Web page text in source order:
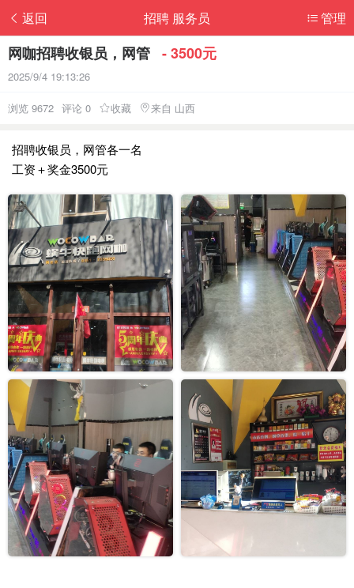
返回 管理
招聘 服务员
网咖招聘收银员，网管 - 3500元
2025/9/4 19:13:26
浏览 9672 评论 0 收藏 来自 山西
招聘收银员，网管各一名
工资＋奖金3500元